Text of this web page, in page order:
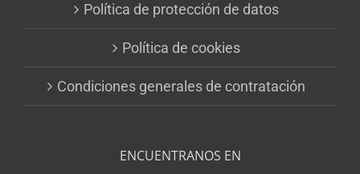
Política de protección de datos
Política de cookies
Condiciones generales de contratación
ENCUENTRANOS EN